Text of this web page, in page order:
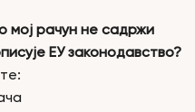
мој рачун не садржи
ЕУ законодавство?